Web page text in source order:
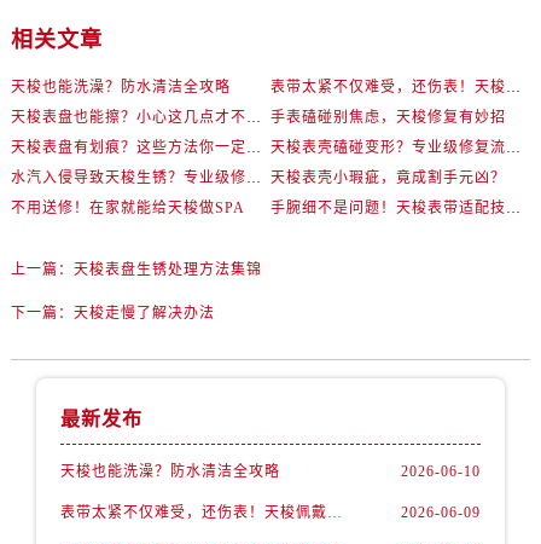
相关文章
天梭也能洗澡？防水清洁全攻略
表带太紧不仅难受，还伤表！天梭佩戴优化技巧
天梭表盘也能擦？小心这几点才不伤机芯
手表磕碰别焦虑，天梭修复有妙招
天梭表盘有划痕？这些方法你一定要试试！
天梭表壳磕碰变形？专业级修复流程大公开
水汽入侵导致天梭生锈？专业级修复思路大公开
天梭表壳小瑕疵，竟成割手元凶？
不用送修！在家就能给天梭做SPA
手腕细不是问题！天梭表带适配技巧一次讲透
上一篇： 天梭表盘生锈处理方法集锦
下一篇： 天梭走慢了解决办法
最新发布
天梭也能洗澡？防水清洁全攻略 2026-06-10
表带太紧不仅难受，还伤表！天梭佩戴优化技巧 2026-06-09